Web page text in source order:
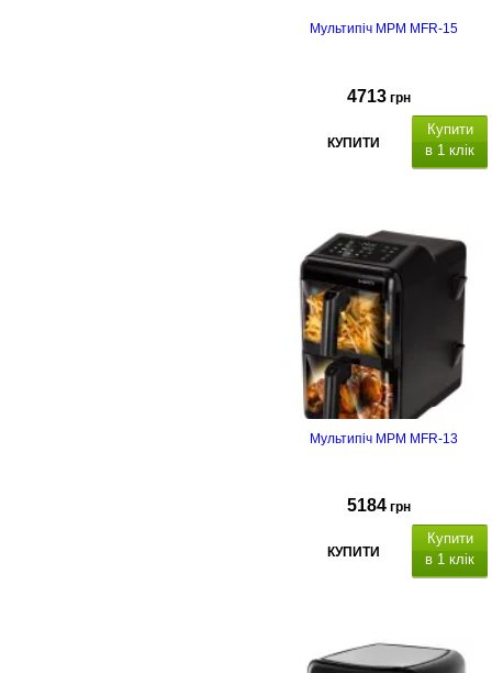
Мультипіч MPM MFR-15
4713 грн
КУПИТИ
Купити
в 1 клік
Мультипіч MPM MFR-13
5184 грн
КУПИТИ
Купити
в 1 клік